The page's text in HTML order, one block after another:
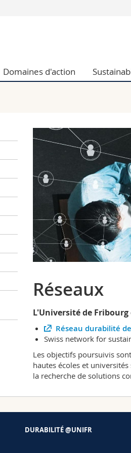
Sciences économiques et
Lettres et sciences humaines
Domaines d'action
Réseaux
L'Université de
Réseau durabilité
Swiss network for
Les objectifs poursuivis
hautes écoles et
la recherche de solutions
DURABILITÉ @UNIFR